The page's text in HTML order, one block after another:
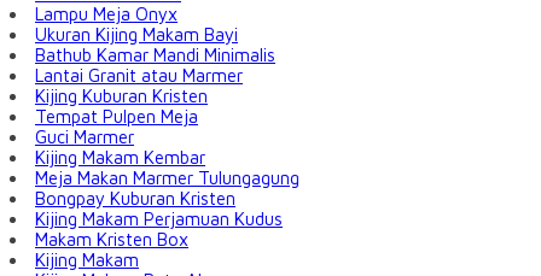
Lampu Meja Onyx
Ukuran Kijing Makam Bayi
Bathub Kamar Mandi Minimalis
Lantai Granit atau Marmer
Kijing Kuburan Kristen
Tempat Pulpen Meja
Guci Marmer
Kijing Makam Kembar
Meja Makan Marmer Tulungagung
Bongpay Kuburan Kristen
Kijing Makam Perjamuan Kudus
Makam Kristen Box
Kijing Makam